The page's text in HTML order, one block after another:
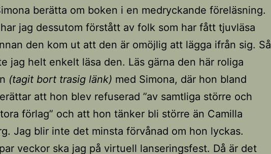
berätta om boken i en medryckande föreläsning.
jag dessutom förstått av folk som har fått tjuvläsa
den kom ut att den är omöjlig att lägga ifrån sig. Så
jag helt enkelt läsa den. Läs gärna den här roliga
(tagit bort trasig länk) med Simona, där hon bland
att hon blev refuserad ”av samtliga större och
förlag” och att hon tänker bli större än Camilla
Jag blir inte det minsta förvånad om hon lyckas.
veckor ska jag på virtuell lanseringsfest. Då är det